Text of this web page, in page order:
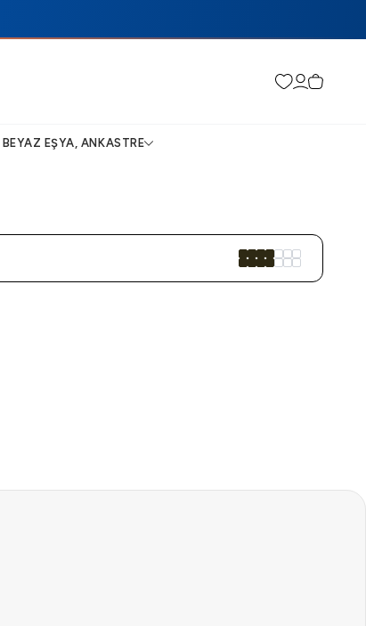
Favorilerim
Hesabım
Sepetim
BEYAZ EŞYA, ANKASTRE